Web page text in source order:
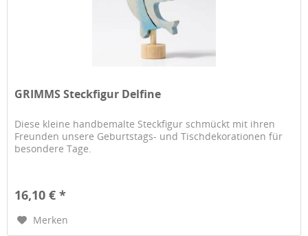
GRIMMS Steckfigur Delfine
Diese kleine handbemalte Steckfigur schmückt mit ihren
Freunden unsere Geburtstags- und Tischdekorationen für
besondere Tage.
16,10 € *
Merken